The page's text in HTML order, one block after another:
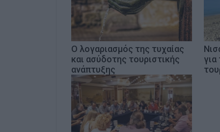
Ο λογαριασμός της τυχαίας
και ασύδοτης τουριστικής
ανάπτυξης